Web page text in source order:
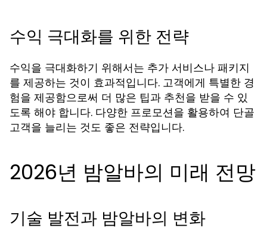
수익 극대화를 위한 전략
수익을 극대화하기 위해서는 추가 서비스나 패키지
를 제공하는 것이 효과적입니다. 고객에게 특별한 경
험을 제공함으로써 더 많은 팁과 추천을 받을 수 있
도록 해야 합니다. 다양한 프로모션을 활용하여 단골
고객을 늘리는 것도 좋은 전략입니다.
2026년 밤알바의 미래 전망
기술 발전과 밤알바의 변화